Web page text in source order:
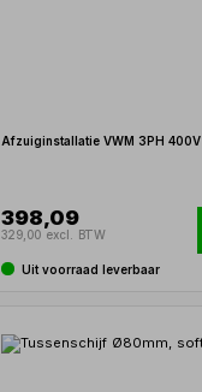
Afzuiginstallatie VWM 3PH 400V
398,09
329,00 excl. BTW
Uit voorraad leverbaar